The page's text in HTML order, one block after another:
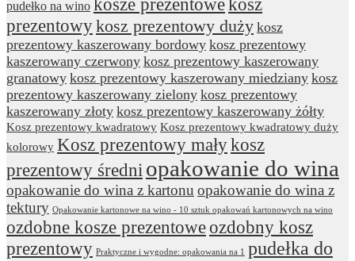
pudełko na wino
prezentowykosz prezentowy duży kosz
prezentowy kaszerowany bordowy kosz prezentowy
kaszerowany czerwony kosz prezentowy kaszerowany
granatowy kosz prezentowy kaszerowany miedziany kosz
prezentowy kaszerowany zielony kosz prezentowy
kaszerowany złoty kosz prezentowy kaszerowany żółty
Kosz prezentowy kwadratowy Kosz prezentowy kwadratowy duży
kolorowy Kosz prezentowy małykosz
prezentowy średni opakowanie do wina
opakowanie do wina z kartonu opakowanie do wina z
tektury Opakowanie kartonowe na wino - 10 sztuk opakowań kartonowych na wino
ozdobne kosze prezentoweozdobny kosz
prezentowy Praktyczne i wygodne: opakowania na 1
pudełka do